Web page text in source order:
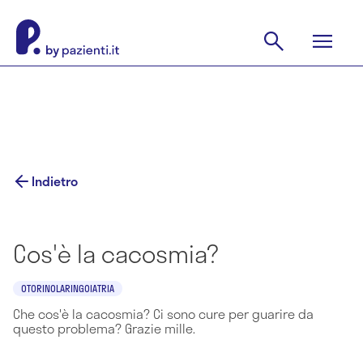
Indietro
Cos'è la cacosmia?
OTORINOLARINGOIATRIA
Che cos'è la cacosmia? Ci sono cure per guarire da
questo problema? Grazie mille.